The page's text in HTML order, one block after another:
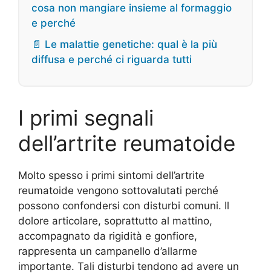
cosa non mangiare insieme al formaggio
e perché
📄 Le malattie genetiche: qual è la più
diffusa e perché ci riguarda tutti
I primi segnali
dell’artrite reumatoide
Molto spesso i primi sintomi dell’artrite
reumatoide vengono sottovalutati perché
possono confondersi con disturbi comuni. Il
dolore articolare, soprattutto al mattino,
accompagnato da rigidità e gonfiore,
rappresenta un campanello d’allarme
importante. Tali disturbi tendono ad avere un